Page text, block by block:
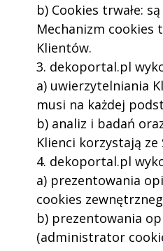
b) Cookies trwałe:
Mechanizm cookies
Klientów.
3. dekoportal.pl
a) uwierzytelniania
musi na każdej
b) analiz i badań
Klienci korzystają
4. dekoportal.pl
a) prezentowania
cookies
b) prezentowania
(administrator